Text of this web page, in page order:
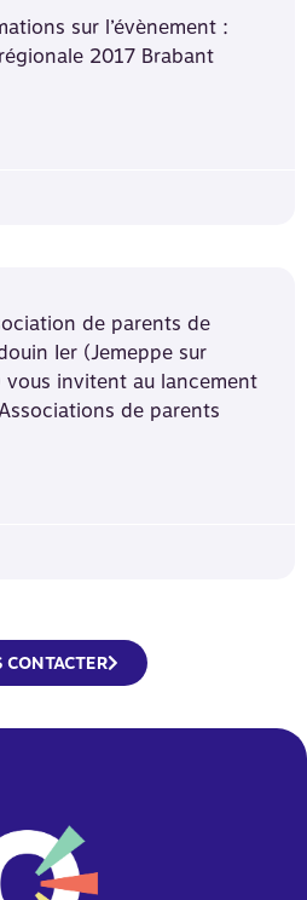
sur l’évènement :
2017 Brabant
de parents de
Ier (Jemeppe sur
vous invitent au lancement
de parents
CONTACTER